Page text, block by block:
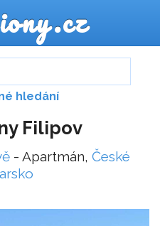
hledání
Filipov
- Apartmán, České